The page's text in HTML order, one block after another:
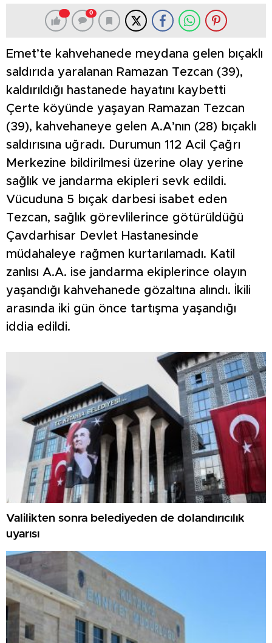
0
Emet’te kahvehanede meydana gelen bıçaklı
saldırıda yaralanan Ramazan Tezcan (39),
kaldırıldığı hastanede hayatını kaybetti
Çerte köyünde yaşayan Ramazan Tezcan
(39), kahvehaneye gelen A.A’nın (28) bıçaklı
saldırısına uğradı. Durumun 112 Acil Çağrı
Merkezine bildirilmesi üzerine olay yerine
sağlık ve jandarma ekipleri sevk edildi.
Vücuduna 5 bıçak darbesi isabet eden
Tezcan, sağlık görevlilerince götürüldüğü
Çavdarhisar Devlet Hastanesinde
müdahaleye rağmen kurtarılamadı. Katil
zanlısı A.A. ise jandarma ekiplerince olayın
yaşandığı kahvehanede gözaltına alındı. İkili
arasında iki gün önce tartışma yaşandığı
iddia edildi.
Valilikten sonra belediyeden de dolandırıcılık
uyarısı